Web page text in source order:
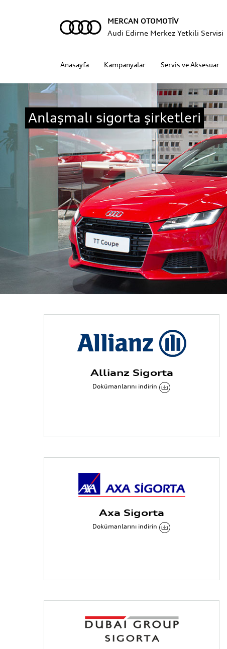
MERCAN OTOMOTİV
Audi Edirne Merkez Yetkili Servisi
Anasayfa Kampanyalar Servis ve Aksesuar
Anlaşmalı sigorta şirketleri
Allianz Sigorta
Dokümanlarını indirin
Axa Sigorta
Dokümanlarını indirin